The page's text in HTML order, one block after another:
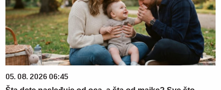
05. 08. 2026 06:45